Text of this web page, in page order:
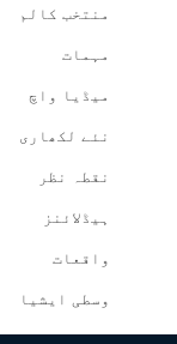
منتخب کالم
مہمات
میڈیا واچ
نئے لکھاری
نقطہ نظر
ہیڈلائنز
واقعات
وسطی ایشیا